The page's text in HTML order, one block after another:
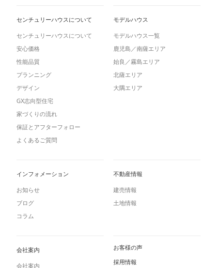
センチュリーハウスについて
センチュリーハウスについて
安心価格
性能品質
プランニング
デザイン
GX志向型住宅
家づくりの流れ
保証とアフターフォロー
よくあるご質問
モデルハウス
モデルハウス一覧
鹿児島／南薩エリア
始良／霧島エリア
北薩エリア
大隅エリア
インフォメーション
お知らせ
ブログ
コラム
不動産情報
建売情報
土地情報
会社案内
会社案内
お客様の声
採用情報